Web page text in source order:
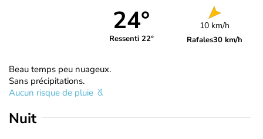
24°
Ressenti 22°
10 km/h
Rafales30 km/h
Beau temps peu nuageux.
Sans précipitations.
Aucun risque de pluie
Nuit